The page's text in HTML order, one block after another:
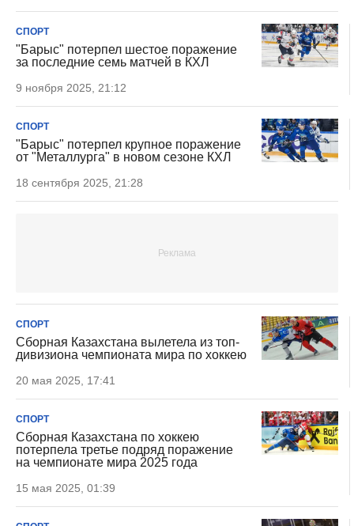
СПОРТ
"Барыс" потерпел шестое поражение
за последние семь матчей в КХЛ
9 ноября 2025, 21:12
СПОРТ
"Барыс" потерпел крупное поражение
от "Металлурга" в новом сезоне КХЛ
18 сентября 2025, 21:28
СПОРТ
Сборная Казахстана вылетела из топ-
дивизиона чемпионата мира по хоккею
20 мая 2025, 17:41
СПОРТ
Сборная Казахстана по хоккею
потерпела третье подряд поражение
на чемпионате мира 2025 года
15 мая 2025, 01:39